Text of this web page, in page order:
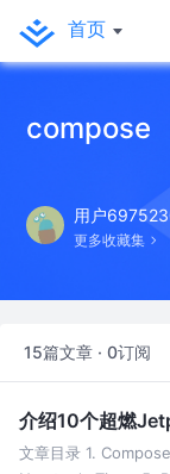
首页
compose
用户
更多收藏集
15篇文章 · 0订阅
介绍10个超燃
文章目录 1.